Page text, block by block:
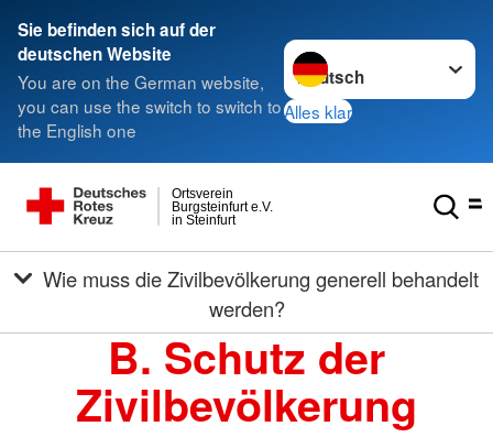
Sie befinden sich auf der
deutschen Website
You are on the German website,
you can use the switch to switch to
the English one
Sprache wechseln zu
Alles klar
in Steinfurt
Burgsteinfurt e.V.
Ortsverein
Wie muss die Zivilbevölkerung generell behandelt
werden?
B. Schutz der
Zivilbevölkerung